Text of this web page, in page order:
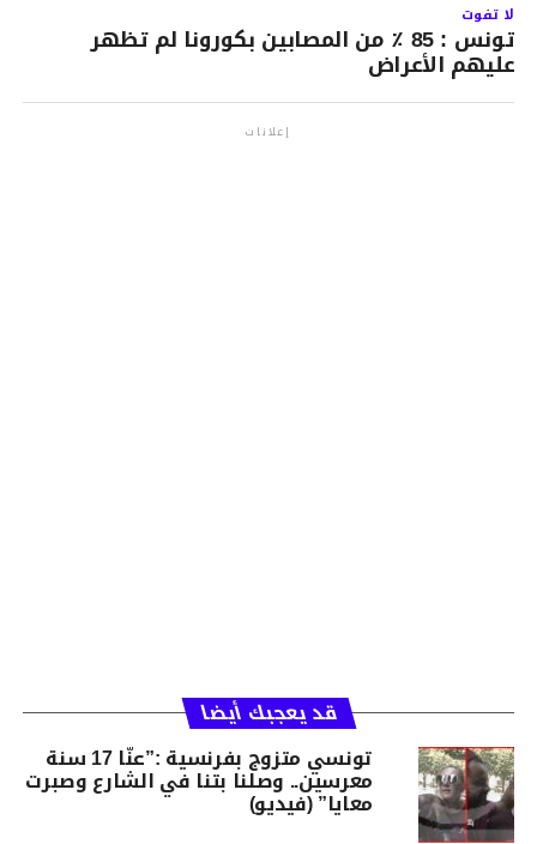
لا تفوت
تونس : 85 ٪ من المصابين بكورونا لم تظهر
عليهم الأعراض
إعلانات
قد يعجبك أيضا
تونسي متزوج بفرنسية :”عنّا 17 سنة
معرسين.. وصلنا بتنا في الشارع وصبرت
معايا” (فيديو)